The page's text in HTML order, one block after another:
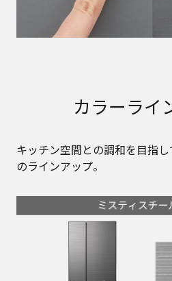
カラーライ
キッチン空間との調和を目指
のラインアップ。